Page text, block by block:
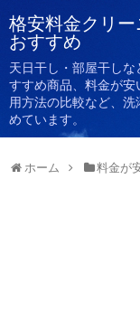
格安料金クリ
おすすめ
天日干し・部屋干し
すすめ商品、料金が
用方法の比較など、
めています。
ホーム 料金が